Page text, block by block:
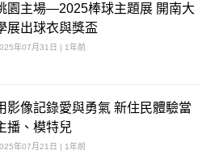
園主場—2025棒球主題展 開南大
展出球衣與獎盃
年07月31日 | 1年前
影像記錄愛與勇氣 新住民體驗當
播、模特兒
年07月21日 | 1年前